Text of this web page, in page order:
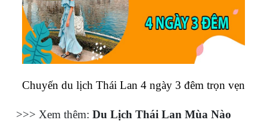
Chuyến du lịch Thái Lan 4 ngày 3 đêm trọn vẹn
>>> Xem thêm: Du Lịch Thái Lan Mùa Nào